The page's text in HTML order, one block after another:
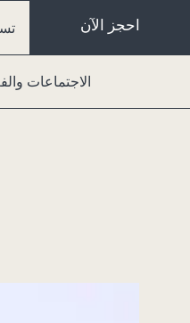
احجز الآن
الاجتماعات